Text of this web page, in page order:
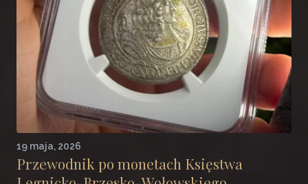
19 maja, 2026
Przewodnik po monetach Księstwa